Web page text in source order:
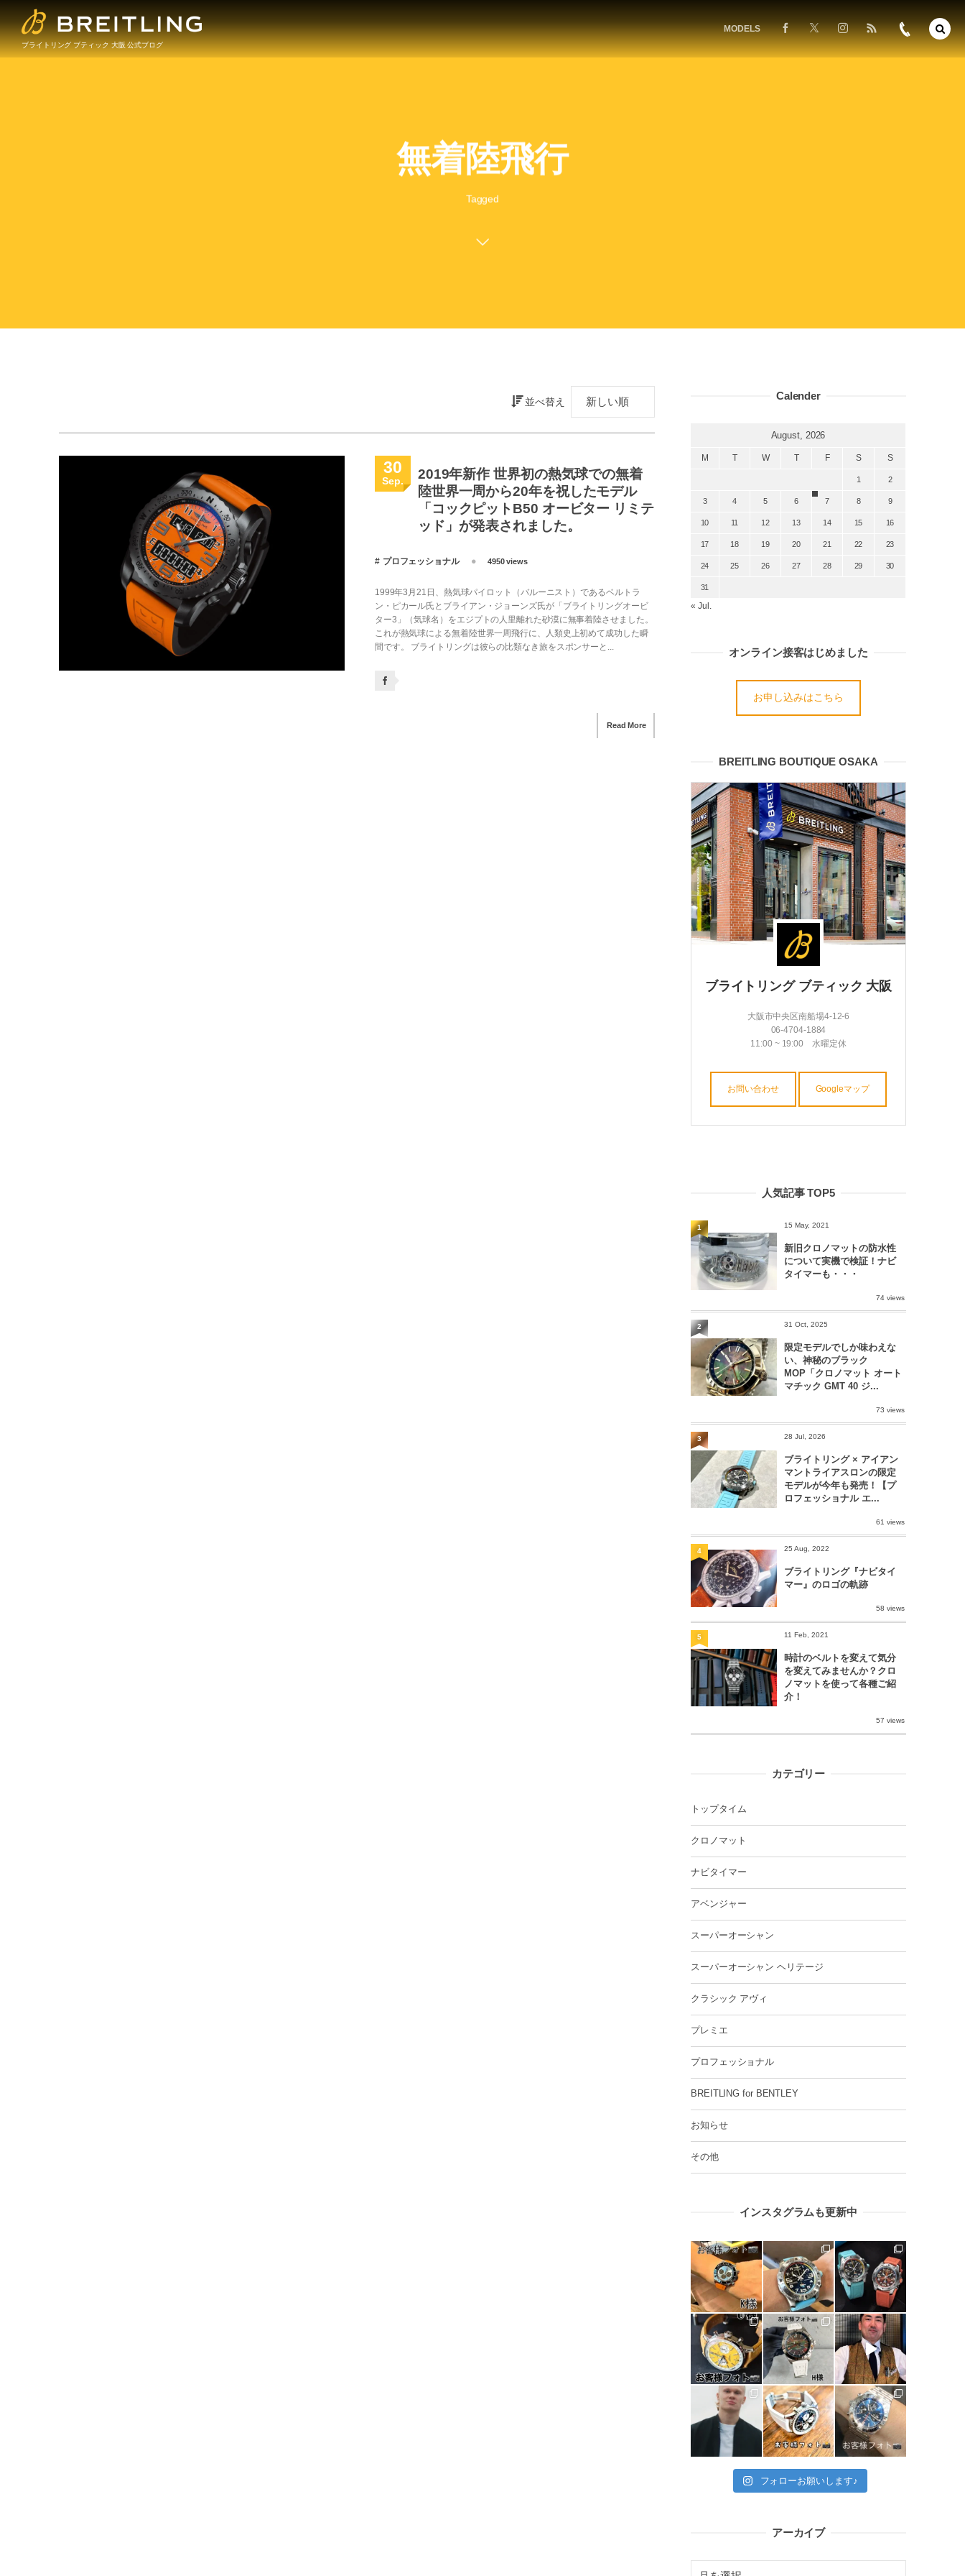
ブライトリング ブティック 大阪 公式ブログ
MODELS
無着陸飛行
Tagged
並べ替え
30
Sep.
2019年新作 世界初の熱気球での無着
陸世界一周から20年を祝したモデル
「コックピットB50 オービター リミテ
ッド」が発表されました。
プロフェッショナル 4950 views
1999年3月21日、熱気球パイロット（バルーニスト）であるベルトラ
ン・ピカール氏とブライアン・ジョーンズ氏が「ブライトリングオービ
ター3」（気球名）をエジプトの人里離れた砂漠に無事着陸させました。
これが熱気球による無着陸世界一周飛行に、人類史上初めて成功した瞬
間です。 ブライトリングは彼らの比類なき旅をスポンサーと...
Read More
Calender
August, 2026
M T W T F S S
1 2
3 4 5 6 7 8 9
10 11 12 13 14 15 16
17 18 19 20 21 22 23
24 25 26 27 28 29 30
31
« Jul.
オンライン接客はじめました
お申し込みはこちら
BREITLING BOUTIQUE OSAKA
ブライトリング ブティック 大阪
大阪市中央区南船場4-12-6
06-4704-1884
11:00 ~ 19:00 水曜定休
お問い合わせ Googleマップ
人気記事 TOP5
15 May, 2021
新旧クロノマットの防水性
について実機で検証！ナビ
タイマーも・・・
74 views
1
31 Oct, 2025
限定モデルでしか味わえな
い、神秘のブラック
MOP「クロノマット オート
マチック GMT 40 ジ...
73 views
2
28 Jul, 2026
ブライトリング × アイアン
マントライアスロンの限定
モデルが今年も発売！【プ
ロフェッショナル エ...
61 views
3
25 Aug, 2022
ブライトリング『ナビタイ
マー』のロゴの軌跡
58 views
4
11 Feb, 2021
時計のベルトを変えて気分
を変えてみませんか？クロ
ノマットを使って各種ご紹
介！
57 views
5
カテゴリー
トップタイム
クロノマット
ナビタイマー
アベンジャー
スーパーオーシャン
スーパーオーシャン ヘリテージ
クラシック アヴィ
プレミエ
プロフェッショナル
BREITLING for BENTLEY
お知らせ
その他
インスタグラムも更新中
フォローお願いします♪
アーカイブ